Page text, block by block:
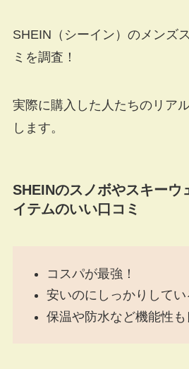
SHEIN（シーイン）のメンズ
ミを調査！
実際に購入した人たちのリア
します。
SHEINのスノボやスキーウ
イテムのいい口コミ
コスパが最強！
安いのにしっかりしてい
保温や防水など機能性も